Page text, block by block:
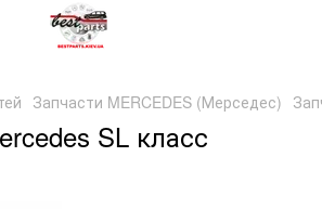
Запчасти MERCEDES (Мерседес)
SL класс